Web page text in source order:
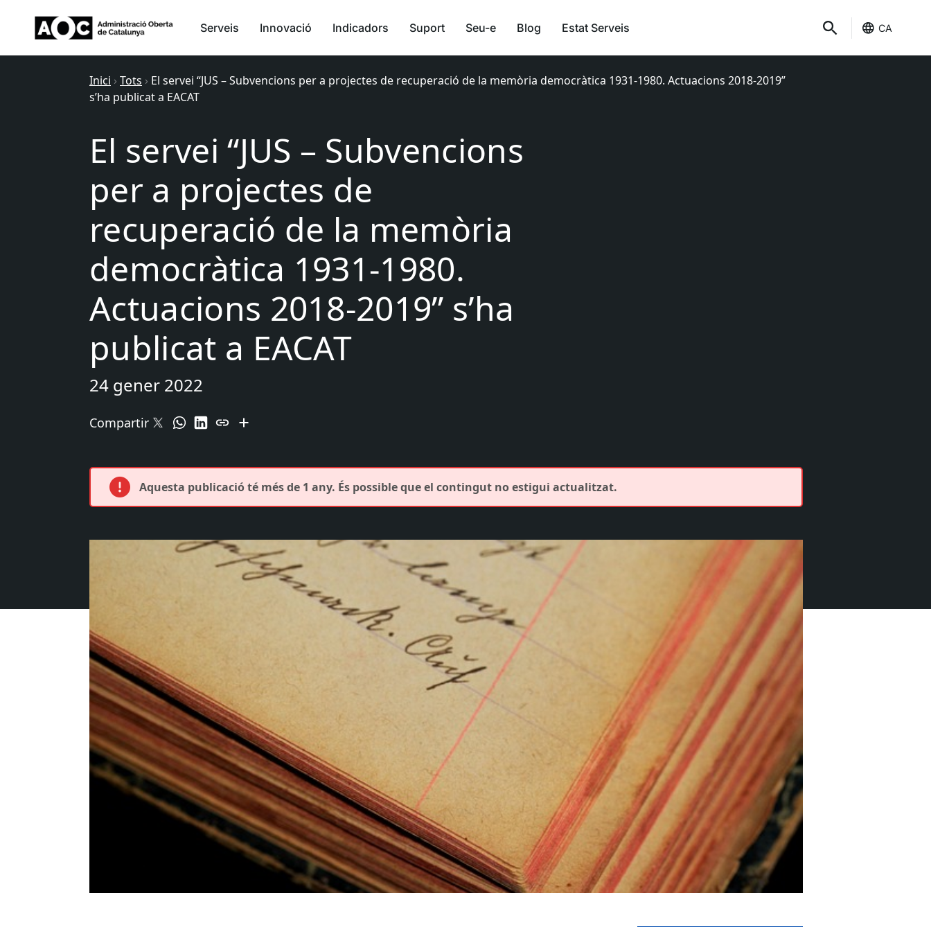
Serveis Innovació Indicadors Suport Seu-e Blog Estat Serveis CA
Inici › Tots › El servei “JUS – Subvencions per a projectes de recuperació de la memòria democràtica 1931-1980. Actuacions 2018-2019”
s’ha publicat a EACAT
El servei “JUS – Subvencions
per a projectes de
recuperació de la memòria
democràtica 1931-1980.
Actuacions 2018-2019” s’ha
publicat a EACAT
24 gener 2022
Compartir
Aquesta publicació té més de 1 any. És possible que el contingut no estigui actualitzat.